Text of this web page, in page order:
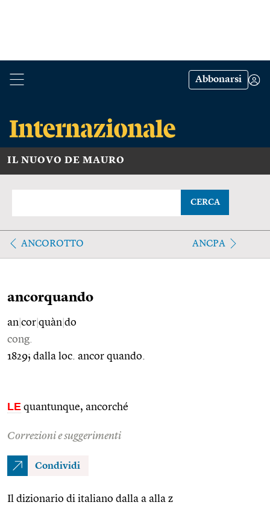
Abbonarsi
IL NUOVO DE MAURO
CERCA
ANCOROTTO ANCPA
ancorquando
an cor quàn do
cong.
1829; dalla loc. ancor quando.
LE quantunque, ancorché
Correzioni e suggerimenti
Condividi
Il dizionario di italiano dalla a alla z